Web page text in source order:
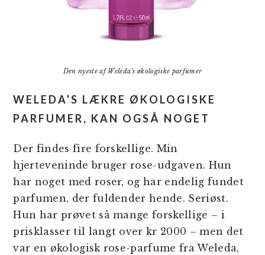
Den nyeste af Weleda’s økologiske parfumer
WELEDA’S LÆKRE ØKOLOGISKE
PARFUMER, KAN OGSÅ NOGET
Der findes fire forskellige. Min
hjerteveninde bruger rose-udgaven. Hun
har noget med roser, og har endelig fundet
parfumen, der fuldender hende. Seriøst.
Hun har prøvet så mange forskellige – i
prisklasser til langt over kr 2000 – men det
var en økologisk rose-parfume fra Weleda,